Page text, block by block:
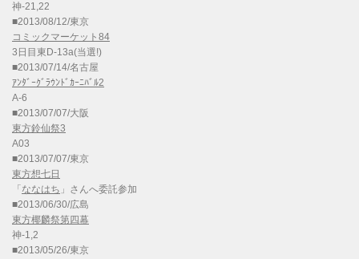
神-21,22
■2013/08/12/東京
コミックマーケット84
3日目東D-13a(当選!)
■2013/07/14/名古屋
ｱﾝﾀﾞｰｸﾞﾗｳﾝﾄﾞｶｰﾆﾊﾞﾙ2
A-6
■2013/07/07/大阪
東方鈴仙祭3
A03
■2013/07/07/東京
東方想七日
「 ななはち 」さんへ委託参加
■2013/06/30/広島
東方椰麟祭第四幕
神-1,2
■2013/05/26/東京